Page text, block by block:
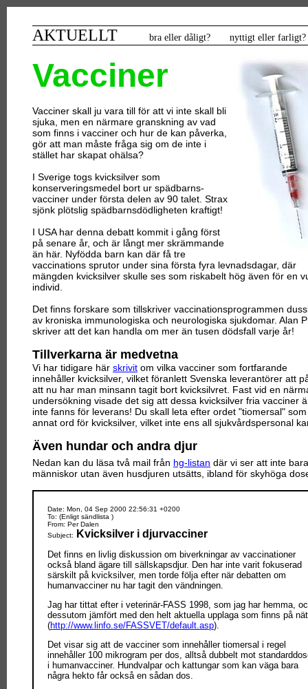
AKTUELLT bra eller dåligt? nyttigt eller farligt?
Vacciner
Vacciner skall ju vara till för att vi inte skall bli
sjuka, men en närmare granskning av vad
som finns i vacciner och hur de kan påverka,
gör att man måste fråga sig om de inte i
stället har skapat ohälsa?
I Sverige togs kvicksilver som
konserveringsmedel bort ur spädbarns-
vacciner under första delen av 90 talet. Strax
sjönk plötslig spädbarnsdödligheten kraftigt!
I USA har denna debatt kommit i gång först
på senare år, och är långt mer skrämmande
än här. Nyfödda barn kan där få tre
vaccinations sprutor under sina första fyra levnadsdagar, där
mängden kvicksilver skulle ses som riskabelt hög även för en
individ.
Det finns forskare som tillskriver vaccinationsprogrammen
av kroniska immunologiska och neurologiska sjukdomar. Alan
skriver att det kan handla om mer än tusen dödsfall varje år!
Tillverkarna är medvetna
Vi har tidigare här skrivit om vilka vacciner som fortfarande
innehåller kvicksilver, vilket föranlett Svenska leverantörer att
att nu har man minsann tagit bort kvicksilvret. Fast vid en
undersökning visade det sig att dessa kvicksilver fria vacciner
inte fanns för leverans! Du skall leta efter ordet "tiomersal"
annat ord för kvicksilver, vilket inte ens all sjukvårdspersonal
Även hundar och andra djur
Nedan kan du läsa två mail från hg-listan där vi ser att inte bara
människor utan även husdjuren utsätts, ibland för skyhöga
Date: Mon, 04 Sep 2000 22:56:31 +0200
To: (Enligt sändlista )
From: Per Dalen
Subject:
Kvicksilver i djurvacciner
Det finns en livlig diskussion om biverkningar av vaccinationer
också bland ägare till sällskapsdjur. Den har inte varit fokuserad
särskilt på kvicksilver, men torde följa efter när debatten om
humanvacciner nu har tagit den vändningen.
Jag har tittat efter i veterinär-FASS 1998, som jag har hemma,
dessutom jämfört med den helt aktuella upplaga som finns på
(http://www.linfo.se/FASSVET/default.asp).
Det visar sig att de vacciner som innehåller tiomersal i regel
innehåller 100 mikrogram per dos, alltså dubbelt mot
i humanvacciner. Hundvalpar och kattungar som kan väga bara
några hekto får också en sådan dos.